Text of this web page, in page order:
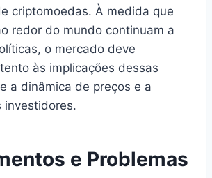
criptomoedas. À medida que
redor do mundo continuam a
o mercado deve
às implicações dessas
a dinâmica de preços e a
investidores.
e Problemas